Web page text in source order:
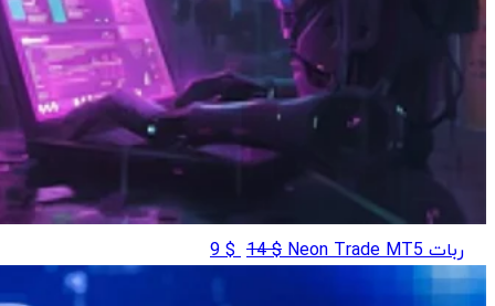
ربات Neon Trade MT5 $
14
قیمت
اصلی
$
9 قیمت